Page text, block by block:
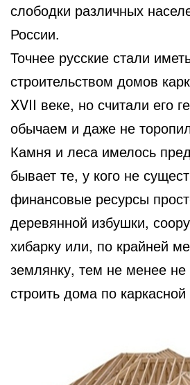
слободки различных
России.
Точнее русские стали
строительством домов
XVII веке, но считали его
обычаем и даже не
Камня и леса имелось
бывает те, у кого не
финансовые ресурсы
деревянной избушки,
хибарку или, по крайней
землянку, тем не менее не
строить дома по каркасной